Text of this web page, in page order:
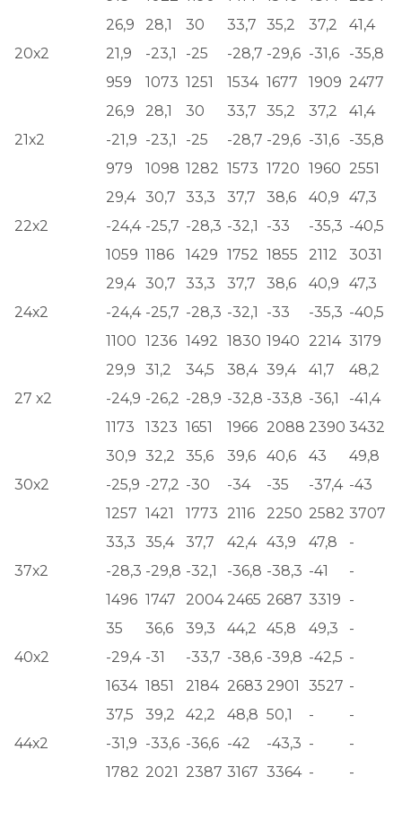
20х2
26,9 28,1 30 33,7 35,2 37,2
41,4
21,9
-23,1 -25 -28,7 -29,6 -31,6
-35,8
959
1073 1251 1534 1677 1909 2477
21х2
26,9 28,1 30 33,7 35,2 37,2
41,4
-21,9 -23,1 -25 -28,7 -29,6 -31,6
-35,8
979
1098 1282 1573 1720 1960 2551
22х2
29,4 30,7 33,3 37,7 38,6 40,9
47,3
-24,4 -25,7 -28,3 -32,1 -33 -35,3 -40,5
1059 1186 1429 1752 1855 2112 3031
24х2
29,4 30,7 33,3 37,7 38,6 40,9
47,3
-24,4 -25,7 -28,3 -32,1 -33 -35,3 -40,5
1100 1236 1492 1830 1940 2214 3179
27 х2
29,9 31,2 34,5 38,4 39,4 41,7
48,2
-24,9 -26,2 -28,9 -32,8 -33,8 -36,1
-41,4
1173
1323 1651 1966 2088 2390 3432
30х2
30,9 32,2 35,6 39,6 40,6 43
49,8
-25,9 -27,2 -30 -34 -35 -37,4 -43
1257 1421 1773 2116 2250 2582 3707
37х2
33,3 35,4 37,7 42,4 43,9 47,8
-
-28,3 -29,8 -32,1 -36,8 -38,3 -41
-
1496 1747 2004 2465 2687 3319 -
40х2
35 36,6 39,3 44,2 45,8 49,3
-
-29,4 -31 -33,7 -38,6 -39,8 -42,5 -
1634 1851 2184 2683 2901 3527 -
44х2
37,5 39,2 42,2 48,8 50,1 -
-
-31,9 -33,6 -36,6 -42 -43,3 -
-
1782 2021 2387 3167 3364 - -